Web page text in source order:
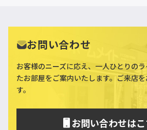
お問い合わせ
お客様のニーズに応え、一人ひとりの
たお部屋をご案内いたします。ご来店
す。
お問い合わせは